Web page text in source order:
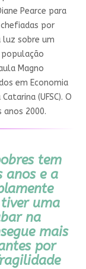
Pearce para
por
luz sobre um
Magno
em Economia
(UFSC). O
2000.
tem
anos e a
uma
na
mais
por